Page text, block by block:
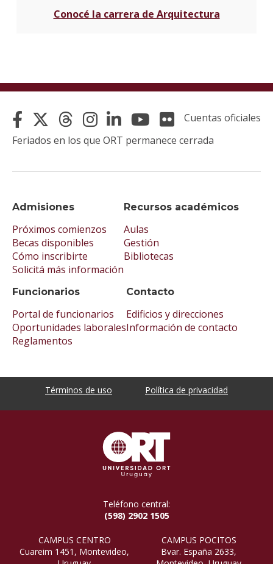
Conocé la carrera de Arquitectura
Admisiones
Próximos comienzos
Becas disponibles
Cómo inscribirte
Solicitá más información
Recursos académicos
Aulas
Gestión
Bibliotecas
Funcionarios
Portal de funcionarios
Oportunidades laborales
Reglamentos
Contacto
Edificios y direcciones
Información de contacto
Cuentas oficiales
Feriados en los que ORT permanece cerrada
Términos de uso Política de privacidad
Teléfono central:
(598) 2902 1505
CAMPUS CENTRO
Cuareim 1451, Montevideo,
CAMPUS POCITOS
Bvar. España 2633,